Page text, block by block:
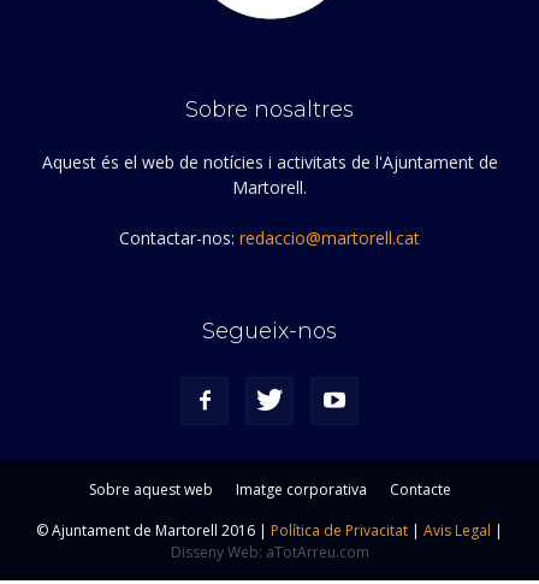
Sobre nosaltres
Aquest és el web de notícies i activitats de l'Ajuntament de
Martorell.
Contactar-nos: redaccio@martorell.cat
Segueix-nos
Sobre aquest web Imatge corporativa
Contacte
© Ajuntament de Martorell 2016 | Política de Privacitat | Avis Legal |
Disseny Web: aTotArreu.com